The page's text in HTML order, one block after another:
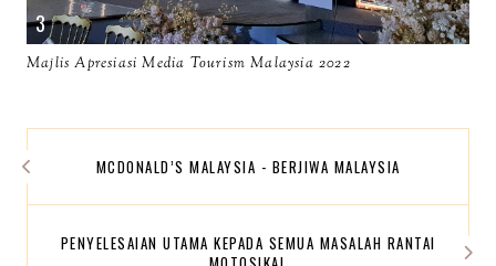
Majlis Apresiasi Media Tourism Malaysia 2022
MCDONALD’S MALAYSIA - BERJIWA MALAYSIA
PENYELESAIAN UTAMA KEPADA SEMUA MASALAH RANTAI